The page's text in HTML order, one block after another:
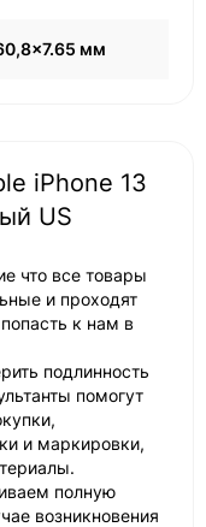
мм
iPhone 13
US
что все товары
и проходят
к нам в
подлинность
помогут
и маркировки,
полную
возникновения